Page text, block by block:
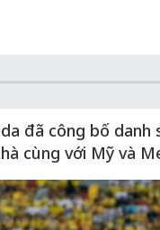
đã công bố
cùng với Mỹ và